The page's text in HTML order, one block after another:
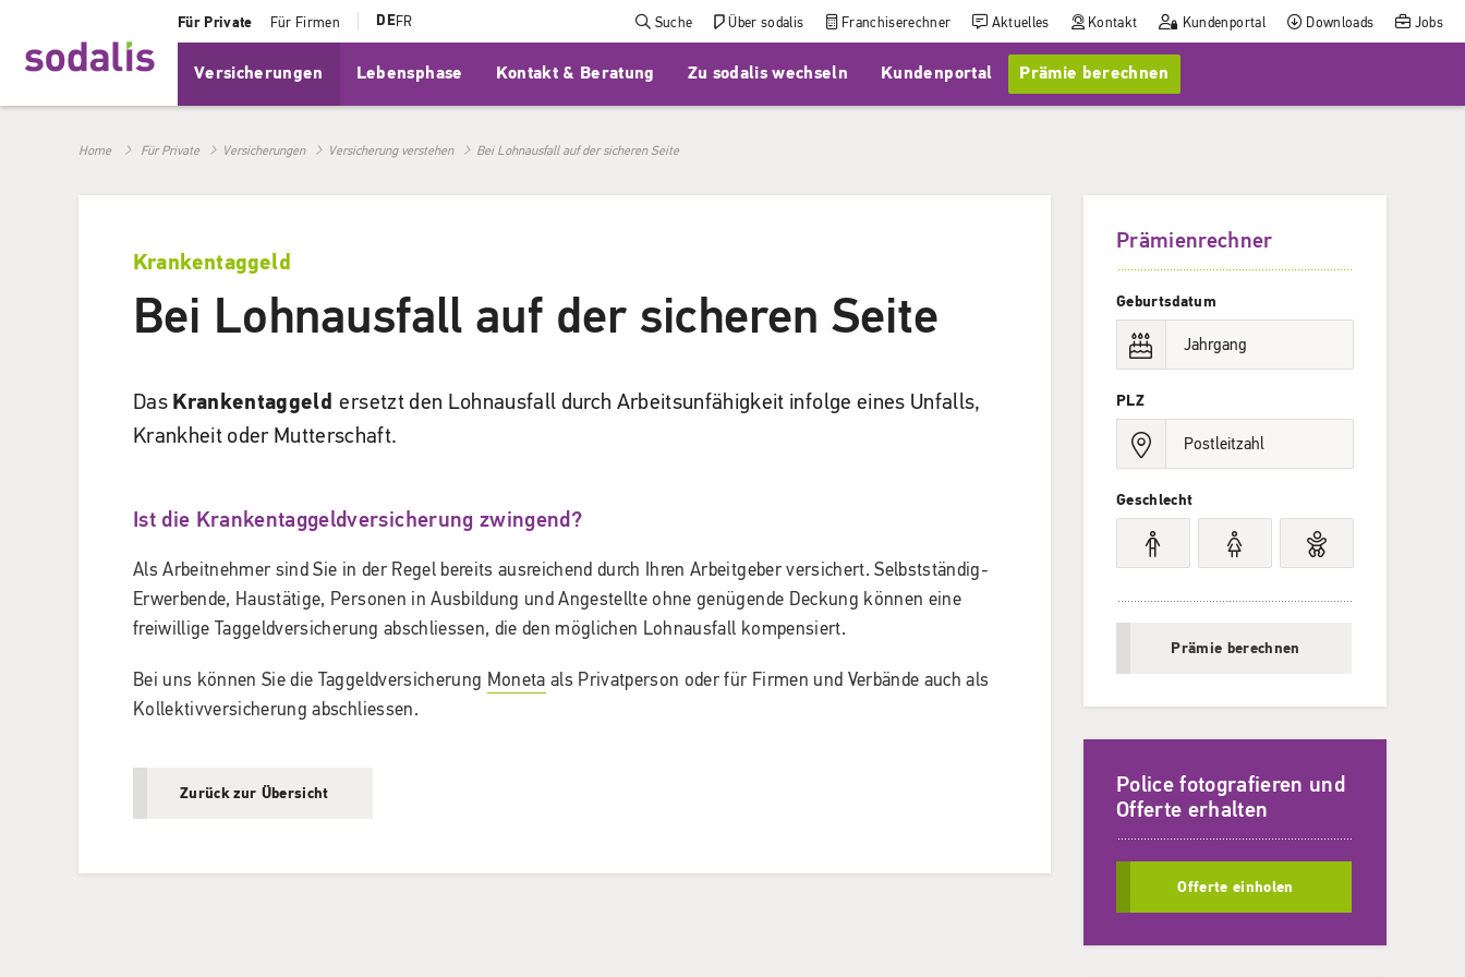
Für Private Für Firmen DEFR Suche Über sodalis Franchiserechner Aktuelles Kontakt Kundenportal Downloads Jobs
Versicherungen Lebensphase Kontakt & Beratung Zu sodalis wechseln Kundenportal Prämie berechnen
Home Für Private Versicherungen Versicherung verstehen Bei Lohnausfall auf der sicheren Seite
Krankentaggeld
Bei Lohnausfall auf der sicheren Seite
Das Krankentaggeldersetzt den Lohnausfall durch Arbeitsunfähigkeit infolge eines Unfalls,
Krankheit oder Mutterschaft.
Ist die Krankentaggeldversicherung zwingend?
Als Arbeitnehmer sind Sie in der Regel bereits ausreichend durch Ihren Arbeitgeber versichert. Selbstständig-
Erwerbende, Haustätige, Personen in Ausbildung und Angestellte ohne genügende Deckung können eine
freiwillige Taggeldversicherung abschliessen, die den möglichen Lohnausfall kompensiert.
Bei uns können Sie die Taggeldversicherung Moneta als Privatperson oder für Firmen und Verbände auch als
Kollektivversicherung abschliessen.
Zurück zur Übersicht
Prämienrechner
Geburtsdatum
PLZ
Geschlecht
Prämie berechnen
Police fotografieren und
Offerte erhalten
Offerte einholen